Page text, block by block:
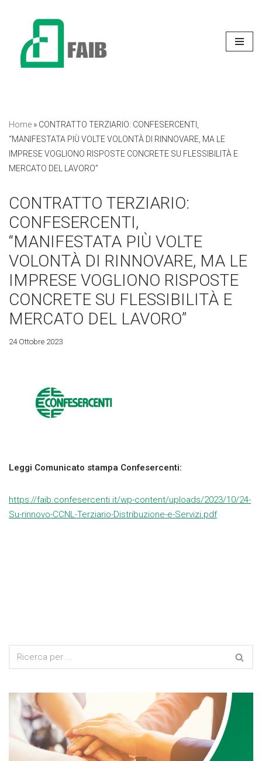
contenuto
Home » CONTRATTO TERZIARIO: CONFESERCENTI,
“MANIFESTATA PIÙ VOLTE VOLONTÀ DI RINNOVARE, MA LE
IMPRESE VOGLIONO RISPOSTE CONCRETE SU FLESSIBILITÀ E
MERCATO DEL LAVORO”
CONTRATTO TERZIARIO:
CONFESERCENTI,
“MANIFESTATA PIÙ VOLTE
VOLONTÀ DI RINNOVARE, MA LE
IMPRESE VOGLIONO RISPOSTE
CONCRETE SU FLESSIBILITÀ E
MERCATO DEL LAVORO”
24 Ottobre 2023
Leggi Comunicato stampa Confesercenti:
https://faib.confesercenti.it/wp-content/uploads/2023/10/24-
Su-rinnovo-CCNL-Terziario-Distribuzione-e-Servizi.pdf